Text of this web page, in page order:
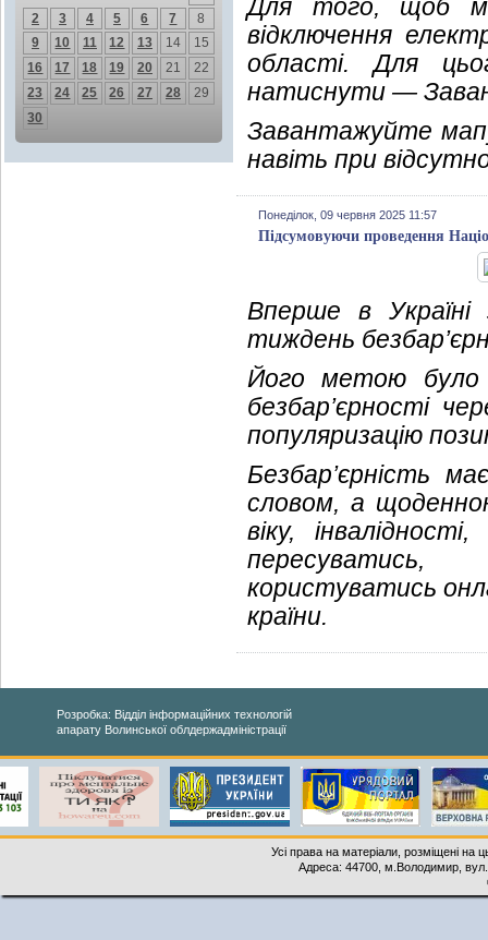
2
3 4 5 6 7
8
9
10 11 12 13 14
15
16
17 18 19 20 21
22
23
24 25 26 27 28
29
30
Для того, щоб
відключення
області. Для
натиснути —
Завантажуйте
навіть при
Понеділок, 09 червня 2025 11:57
Підсумовуючи проведення
Вперше в
тиждень
Його метою було
безбар’єрності
популяризацію
Безбар’єрність
словом, а
віку,
користуватись
країни.
Розробка: Відділ інформаційних технологій
апарату Волинської облдержадміністрації
Усі права на матеріали, розміщені на
Адреса: 44700, м.Володимир,